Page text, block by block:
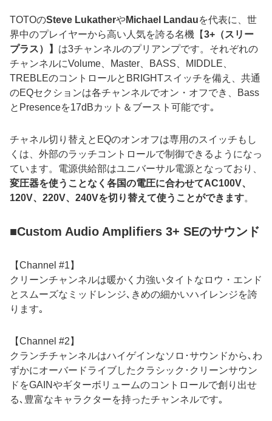
TOTOのSteve LukatherやMichael Landauを代表に、世
界中のプレイヤーから高い人気を誇る名機【3+（スリー
プラス）】 は3チャンネルのプリアンプです。それぞれの
チャンネルにVolume、Master、BASS、MIDDLE、
TREBLEのコントロールとBRIGHTスイッチを備え、共通
のEQセクションは各チャンネルでオン・オフでき、Bass
とPresenceを17dBカット＆ブースト可能です｡
チャネル切り替えとEQのオンオフは専用のスイッチもし
くは、外部のラッチコントロールで制御できるようになっ
ています。電源供給部はユニバーサル電源となっており、
変圧器を使うことなく各国の電圧に合わせてAC100V、
120V、220V、240Vを切り替えて使うことができます。
■Custom Audio Amplifiers 3+ SEのサウンド
【Channel #1】
クリーンチャンネルは暖かく力強いタイトなロウ・エンド
とスムーズなミッドレンジ､きめの細かいハイレンジを誇
ります｡
【Channel #2】
クランチチャンネルはハイゲインなソロ･サウンドから､わ
ずかにオーバードライブしたクラシック･クリーンサウン
ドをGAINやギターボリュームのコントロールで創り出せ
る､豊富なキャラクターを持ったチャンネルです｡